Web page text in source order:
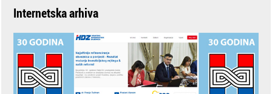
Internetska arhiva